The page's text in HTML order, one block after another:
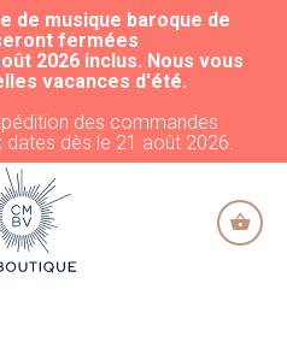
PRINCIPAL
de musique baroque de
fermées
2026 inclus. Nous vous
vacances d'été.
des commandes
dès le 21 août 2026.